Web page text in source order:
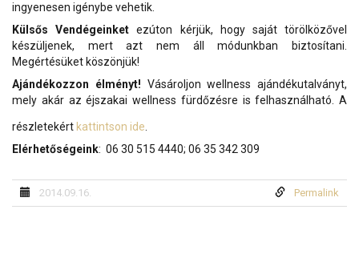
ingyenesen igénybe vehetik.
Külsős Vendégeinket ezúton kérjük, hogy saját törölközővel
készüljenek, mert azt nem áll módunkban biztosítani.
Megértésüket köszönjük!
Ajándékozzon élményt! Vásároljon wellness ajándékutalványt,
mely akár az éjszakai wellness fürdőzésre is felhasználható. A
részletekért kattintson ide
Elérhetőségeink: 06 30 515 4440; 06 35 342 309
2014.09.16. Permalink